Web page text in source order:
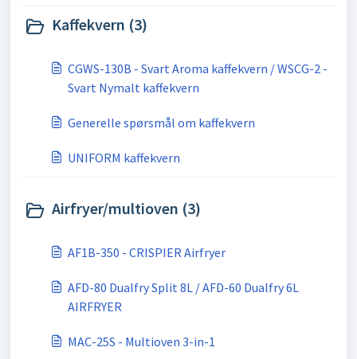
Kaffekvern (3)
CGWS-130B - Svart Aroma kaffekvern / WSCG-2 -
Svart Nymalt kaffekvern
Generelle spørsmål om kaffekvern
UNIFORM kaffekvern
Airfryer/multioven (3)
AF1B-350 - CRISPIER Airfryer
AFD-80 Dualfry Split 8L / AFD-60 Dualfry 6L
AIRFRYER
MAC-25S - Multioven 3-in-1